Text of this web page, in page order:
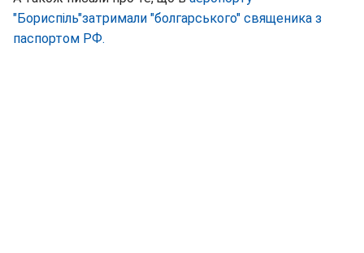
"Бориспіль"затримали "болгарського" священика з
паспортом РФ.